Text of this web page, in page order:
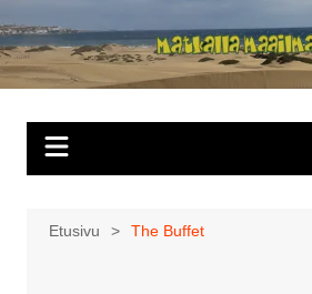
sisältöön
Etusivu The Buffet